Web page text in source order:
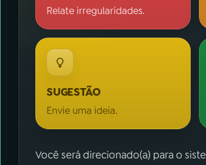
Relate irregularidades.
SUGESTÃO
Envie uma ideia.
Você será direcionado(a) para o